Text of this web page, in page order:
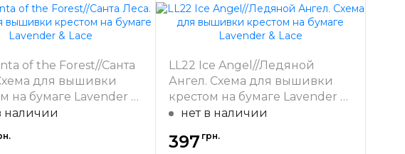
США
частичная
Страна-
производитель
США
Зашивка
частичная
of the Forest//Санта
для вышивки
на бумаге Lavender &
наличии
LL22 Ice Angel//Ледяной
Ангел. Схема для вышивки
крестом на бумаге Lavender &
Laceнет в наличии
397 грн.